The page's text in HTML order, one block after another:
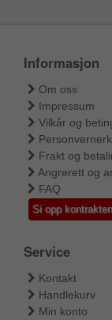
Informasjon
Om oss
Impressum
Vilkår og
Frakt og
Angrerett og
FAQ
Si opp kontrakten
Service
Kontakt
Handlekurv
Min konto